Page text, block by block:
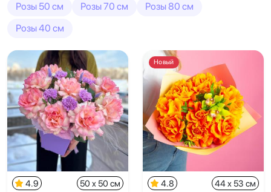
Розы 50 см
Розы 70 см
Розы 80 см
Розы 40 см
4.9 50 x 50 см
Новый
4.8 44 x 53 см